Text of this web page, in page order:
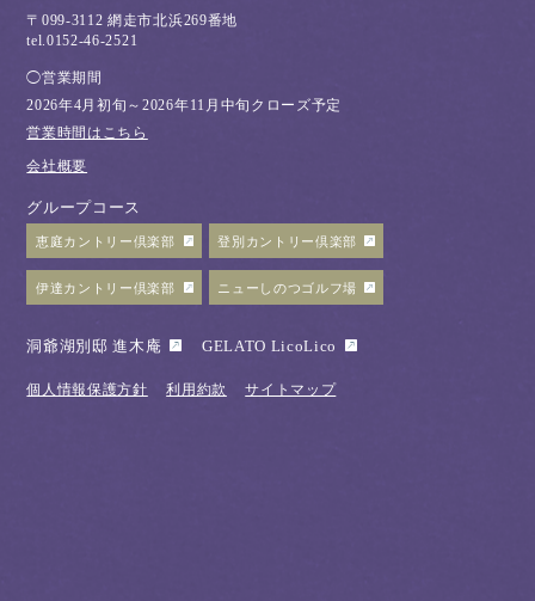
〒099-3112 網走市北浜269番地
tel.0152-46-2521
◯営業期間
2026年4月初旬～2026年11月中旬クローズ予定
営業時間はこちら
会社概要
グループコース
恵庭カントリー倶楽部 登別カントリー倶楽部
伊達カントリー倶楽部 ニューしのつゴルフ場
洞爺湖別邸 進木庵 GELATO LicoLico
個人情報保護方針 利用約款 サイトマップ